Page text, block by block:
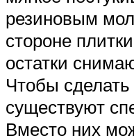
резиновым
стороне
остатки
Чтобы
существуют
Вместо них